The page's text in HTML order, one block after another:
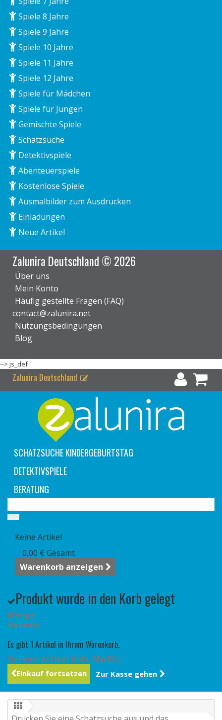
Spiele 8 Jahre
Spiele 9 Jahre
Spiele 10 Jahre
Spiele 11 Jahre
Spiele 12 Jahre
Spiele für Mädchen
Spiele für Jungen
Gemischte Spiele
Schatzsuche
Detektivspiele
Abenteuerspiele
Kostenlose Spiele
Ausmalbilder zum Ausdrucken
Einladungen
Neue Artikel
Zalunira Deutschland © 2026
Über uns
Mein Konto
Häufig gestellte Fragen (FAQ)
contact@zalunira.net
Nutzungsbedingungen
Blog
--> js_def
Zalunira Deutschland
SCHATZSUCHE KINDERGEBURTSTAG
DETEKTIVSPIELE
BERATUNG
Keine Artikel
0,00 € Gesamt
Warenkorb anzeigen
Produkt wurde in den Korb gelegt
Menge
Gesamt
Es gibt 1 Artikel in Ihrem Warenkorb.
Gesamt Artikel (inkl. MwSt.)
Einkauf fortsetzen Zur Kasse gehen